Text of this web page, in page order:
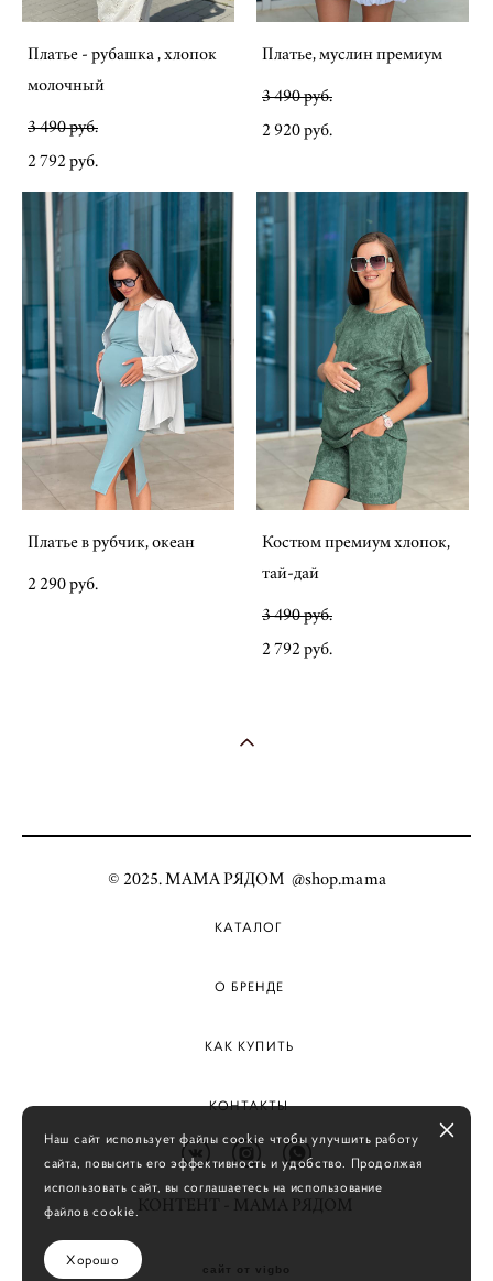
Платье - рубашка , хлопок
молочный
3 490 pуб.
2 792 pуб.
Платье, муслин премиум
3 490 pуб.
2 920 pуб.
Платье в рубчик, океан
2 290 pуб.
Костюм премиум хлопок,
тай-дай
3 490 pуб.
2 792 pуб.
© 2025. МАМА РЯДОМ @shop.mama
КАТАЛОГ
О БРЕНДЕ
КАК КУПИТЬ
КОНТАКТЫ
КОНТЕНТ - МАМА РЯДОМ
сайт от vigbo
Наш сайт использует файлы cookie чтобы улучшить работу
сайта, повысить его эффективность и удобство. Продолжая
использовать сайт, вы соглашаетесь на использование
файлов cookie.
Хорошо